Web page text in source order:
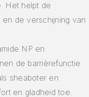
Het helpt de
de verschijning van
NP en
de barrièrefunctie
sheaboter en
en gladheid toe.